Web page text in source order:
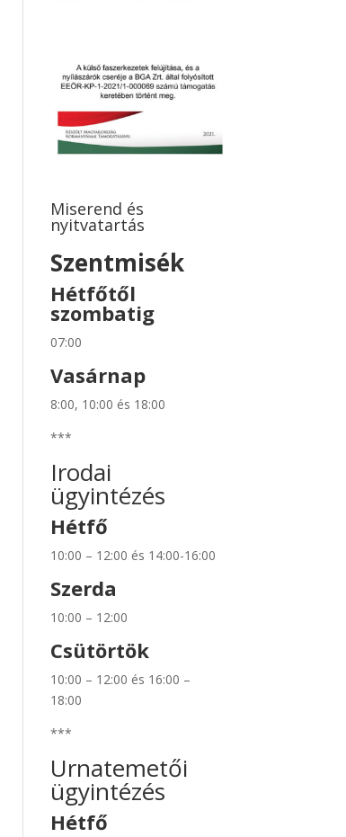
Miserend és
nyitvatartás
Szentmisék
Hétfőtől
szombatig
07:00
Vasárnap
8:00, 10:00 és 18:00
***
Irodai
ügyintézés
Hétfő
10:00 – 12:00 és 14:00-16:00
Szerda
10:00 – 12:00
Csütörtök
10:00 – 12:00 és 16:00 –
18:00
***
Urnatemetői
ügyintézés
Hétfő